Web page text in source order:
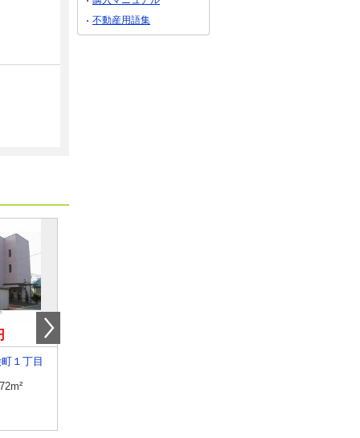
１丁目
不動産用語集